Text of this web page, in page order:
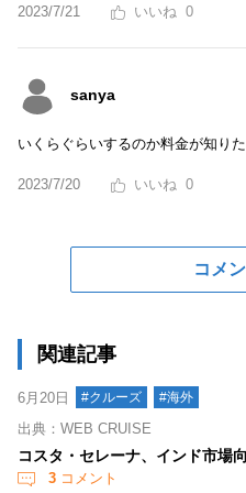
2023/7/21 0
sanya
いくらぐらいするのか料金が知りた
2023/7/20 0
コメ
関連記事
6月20日 #クルーズ #海外
出典：WEB CRUISE
コスタ・セレーナ、インド市場
3 コメント